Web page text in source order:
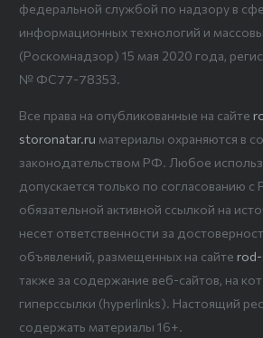
федеральной службой по надзору в
информационных технологий и
(Роскомнадзор) 15 мая 2020 года,
№ ФС77-78353.
Все права на опубликованные на сайте
storonatar.ru материалы охраняются в
законодательством РФ. Любое
допускается только по согласованию с
обязательной активной ссылкой на
несет ответственности за
объявлений, размещенных на сайте
также за содержание веб-сайтов, на
гиперссылки (hyperlinks). Настоящий
содержать материалы 16+.